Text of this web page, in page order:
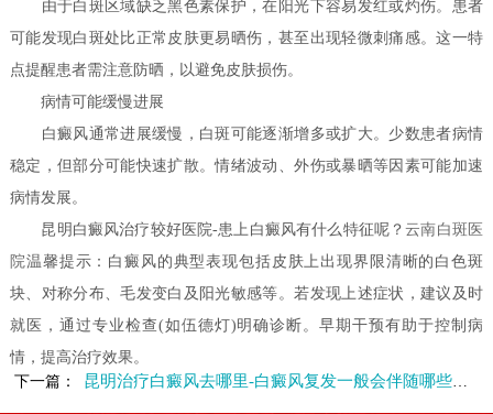
由于白斑区域缺乏黑色素保护，在阳光下容易发红或灼伤。患者
可能发现白斑处比正常皮肤更易晒伤，甚至出现轻微刺痛感。这一特
点提醒患者需注意防晒，以避免皮肤损伤。
病情可能缓慢进展
白癜风通常进展缓慢，白斑可能逐渐增多或扩大。少数患者病情
稳定，但部分可能快速扩散。情绪波动、外伤或暴晒等因素可能加速
病情发展。
昆明白癜风治疗较好医院-患上白癜风有什么特征呢？云南白斑医
院温馨提示：白癜风的典型表现包括皮肤上出现界限清晰的白色斑
块、对称分布、毛发变白及阳光敏感等。若发现上述症状，建议及时
就医，通过专业检查(如伍德灯)明确诊断。早期干预有助于控制病
情，提高治疗效果。
下一篇：
昆明治疗白癜风去哪里-白癜风复发一般会伴随哪些症状